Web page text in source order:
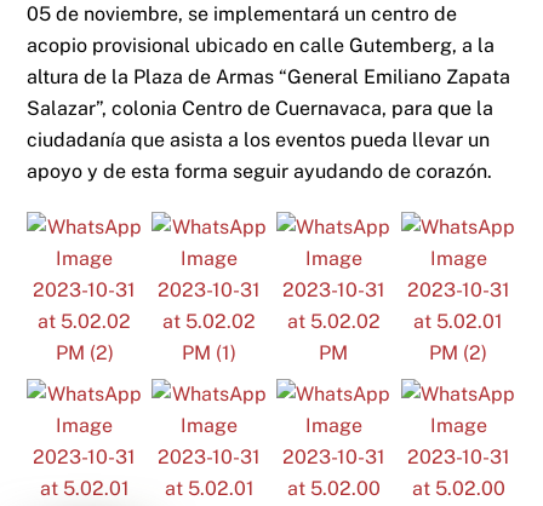
05 de noviembre, se implementará un centro de
acopio provisional ubicado en calle Gutemberg, a la
altura de la Plaza de Armas “General Emiliano Zapata
Salazar”, colonia Centro de Cuernavaca, para que la
ciudadanía que asista a los eventos pueda llevar un
apoyo y de esta forma seguir ayudando de corazón.